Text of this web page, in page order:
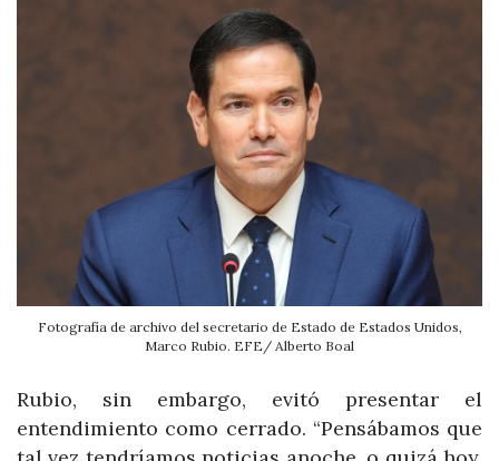
Fotografía de archivo del secretario de Estado de Estados Unidos,
Marco Rubio. EFE/ Alberto Boal
Rubio, sin embargo, evitó presentar el
entendimiento como cerrado. “Pensábamos que